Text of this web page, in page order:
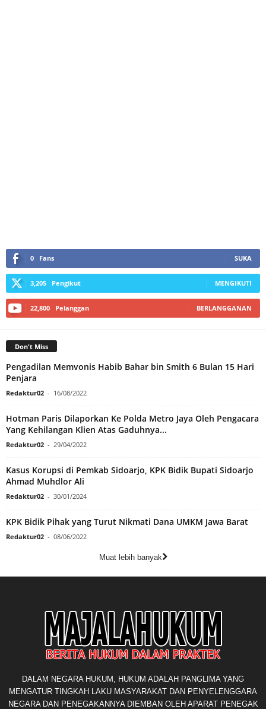
0 Fans SUKA
3,205 Pengikut MENGIKUTI
22,800 Pelanggan BERLANGGANAN
Don't Miss
Pengadilan Memvonis Habib Bahar bin Smith 6 Bulan 15 Hari
Penjara
Redaktur02 - 16/08/2022
Hotman Paris Dilaporkan Ke Polda Metro Jaya Oleh Pengacara
Yang Kehilangan Klien Atas Gaduhnya...
Redaktur02 - 29/04/2022
Kasus Korupsi di Pemkab Sidoarjo, KPK Bidik Bupati Sidoarjo
Ahmad Muhdlor Ali
Redaktur02 - 30/01/2024
KPK Bidik Pihak yang Turut Nikmati Dana UMKM Jawa Barat
Redaktur02 - 08/06/2022
Muat lebih banyak
DALAM NEGARA HUKUM, HUKUM ADALAH PANGLIMA YANG
MENGATUR TINGKAH LAKU MASYARAKAT DAN PENYELENGGARA
NEGARA DAN PENEGAKANNYA DIEMBAN OLEH APARAT PENEGAK